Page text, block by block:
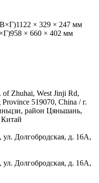
1122 × 329 × 247 мм
958 × 660 × 402 мм
Zhuhai, West Jinji Rd,
519070, China / г.
район Цяньшань,
Долгобродская, д. 16А,
Долгобродская, д. 16А,